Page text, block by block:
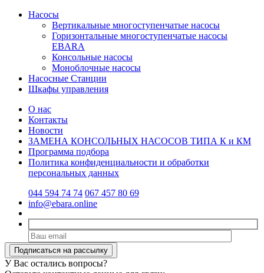
Насосы
Вертикальные многоступенчатые насосы
Горизонтальные многоступенчатые насосы
EBARA
Консольные насосы
Моноблочные насосы
Насосные Станции
Шкафы управления
О нас
Контакты
Новости
ЗАМЕНА КОНСОЛЬНЫХ НАСОСОВ ТИПА К и КМ
Программа подбора
Политика конфиденциальности и обработки
персональных данных
044 594 74 74 067 457 80 69
info@ebara.online
У Вас остались вопросы?